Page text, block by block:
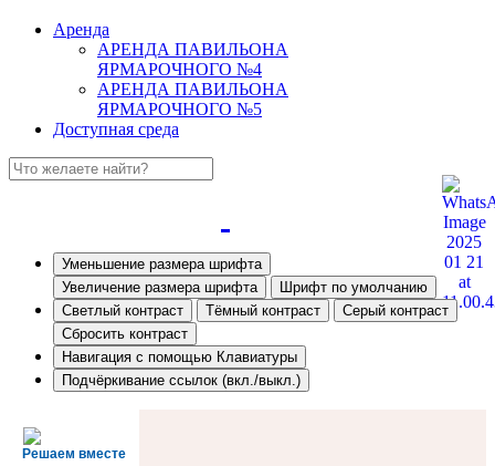
Аренда
АРЕНДА ПАВИЛЬОНА
ЯРМАРОЧНОГО №4
АРЕНДА ПАВИЛЬОНА
ЯРМАРОЧНОГО №5
Доступная среда
Уменьшение размера шрифта
Увеличение размера шрифта
Шрифт по умолчанию
Светлый контраст
Тёмный контраст
Серый контраст
Сбросить контраст
Навигация с помощью Клавиатуры
Подчёркивание ссылок (вкл./выкл.)
Решаем вместе